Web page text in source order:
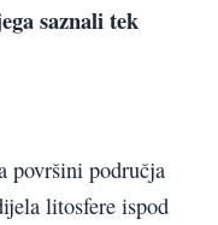
saznali tek
površini područja
litosfere ispod